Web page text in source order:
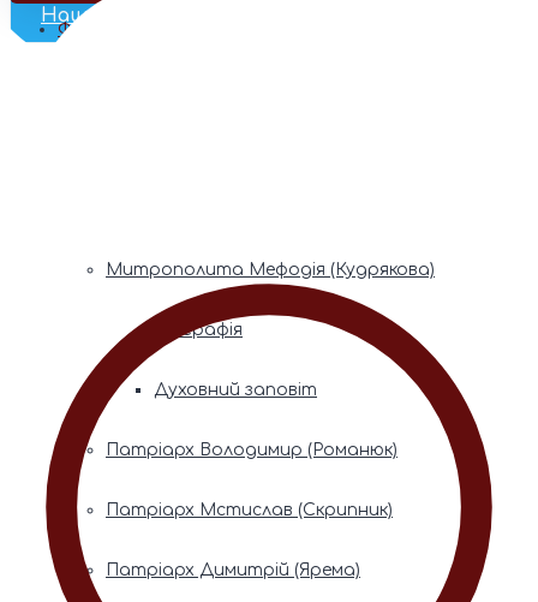
Наш Телеграм
Фонди пам’яті
Митрополита Мефодія (Кудрякова)
Біографія
Духовний заповіт
Патріарх Володимир (Романюк)
Патріарх Мстислав (Скрипник)
Патріарх Димитрій (Ярема)